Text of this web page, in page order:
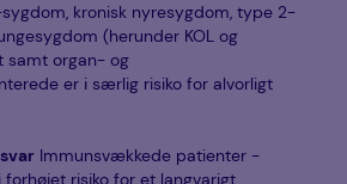
kronisk nyresygdom, type 2-
(herunder KOL og
samt organ- og
er i særlig risiko for alvorligt
Immunsvækkede patienter -
risiko for et langvarigt,